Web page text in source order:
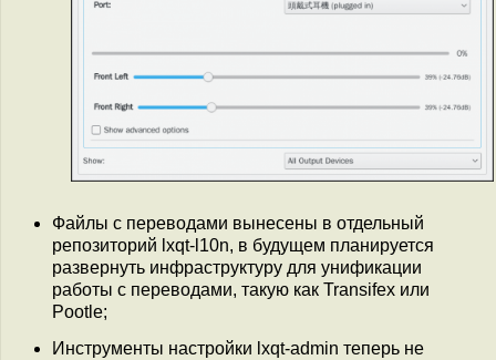
Файлы с переводами вынесены в отдельный
репозиторий lxqt-l10n, в будущем планируется
развернуть инфраструктуру для унификации
работы с переводами, такую как Transifex или
Pootle;
Инструменты настройки lxqt-admin теперь не